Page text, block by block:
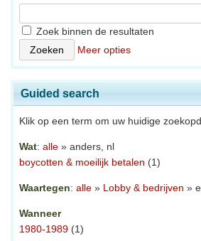
Zoek binnen de resultaten
Meer opties
Guided search
Klik op een term om uw huidige
Wat: alle » anders, nl
boycotten & moeilijk betalen (1)
Waartegen: alle » Lobby & bedrijven »
Wanneer
1980-1989 (1)